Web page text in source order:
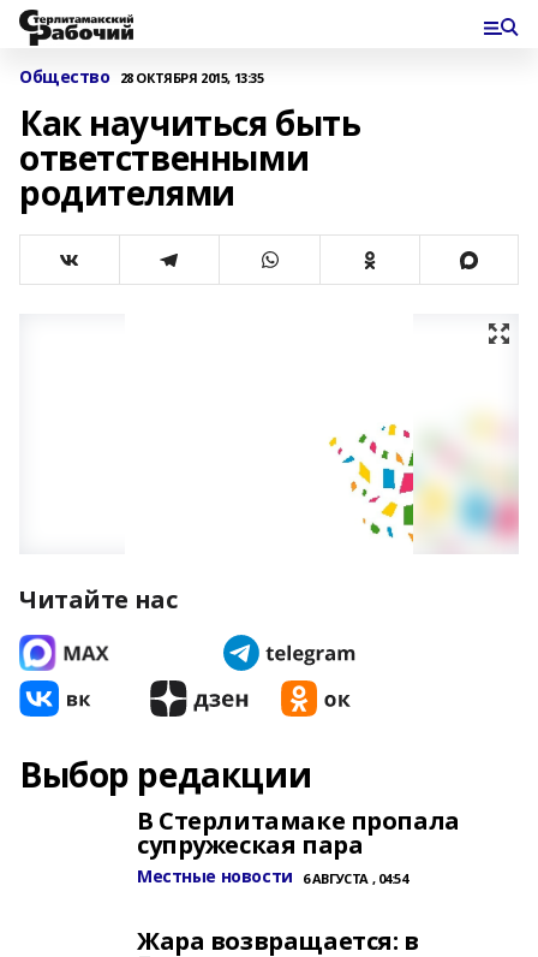
Общество 28 ОКТЯБРЯ 2015, 13:35
Как научиться быть
ответственными
родителями
Читайте нас
Выбор редакции
В Стерлитамаке пропала
супружеская пара
Местные новости 6 АВГУСТА , 04:54
Жара возвращается: в